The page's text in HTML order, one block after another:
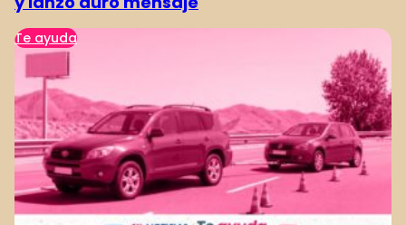
Te ayuda